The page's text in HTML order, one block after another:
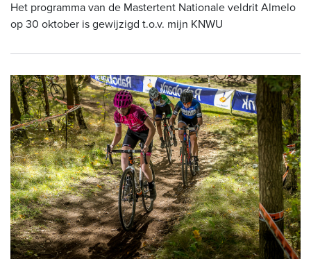
Het programma van de Mastertent Nationale veldrit Almelo
op 30 oktober is gewijzigd t.o.v. mijn KNWU